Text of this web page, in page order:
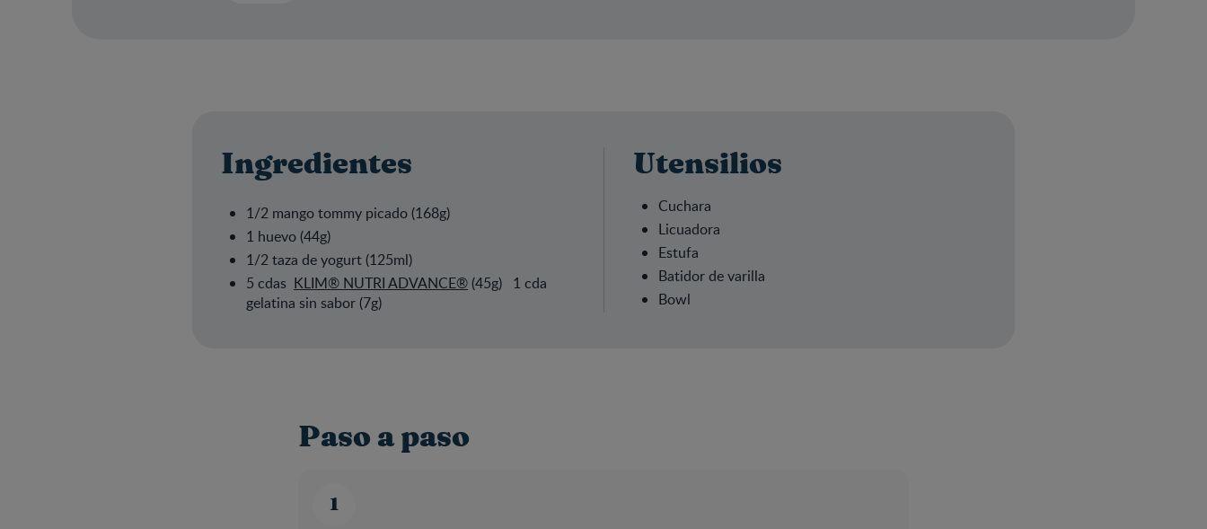
Ingredientes
1/2 mango tommy picado (168g)
1 huevo (44g)
1/2 taza de yogurt (125ml)
5 cdas KLIM® NUTRI ADVANCE®(45g) 1 cda
gelatina sin sabor (7g)
Utensilios
Cuchara
Licuadora
Estufa
Batidor de varilla
Bowl
Paso a paso